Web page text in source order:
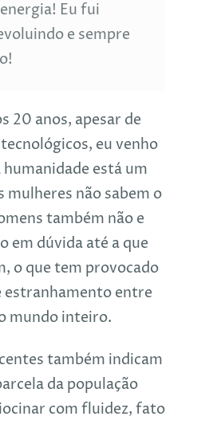
Eu fui
e sempre
20 anos, apesar de
eu venho
está um
mulheres não sabem o
também não e
em dúvida até a que
o que tem provocado
estranhamento entre
mundo inteiro.
também indicam
da população
com fluidez, fato